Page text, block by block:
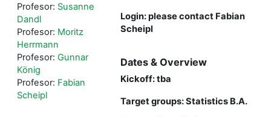
Login: please contact Fabian
Scheipl
Dates & Overview
Kickoff: tba
Target groups:Statistics B.A.
Profesor: Susanne
Dandl
Profesor: Moritz
Herrmann
Profesor: Gunnar
König
Profesor: Fabian
Scheipl